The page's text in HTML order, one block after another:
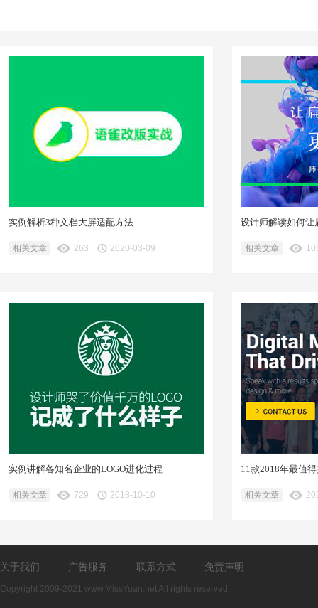
实例解析3种文档大屏适配方法
相关文章 263 2020-03-09
设计师解读如何让
相关文章
实例讲解各知名企业的LOGO进化过程
相关文章 729 2018-10-10
11款2018年最值
相关文章
关于我们 广告服务 联系方式 免责声明
Copyright 2009-2021 www.MissYuan.net All rights reserved.